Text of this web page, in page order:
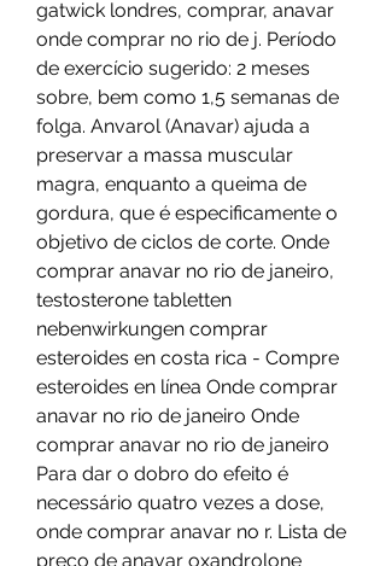
gatwick londres, comprar, anavar
onde comprar no rio de j. Período
de exercício sugerido: 2 meses
sobre, bem como 1,5 semanas de
folga. Anvarol (Anavar) ajuda a
preservar a massa muscular
magra, enquanto a queima de
gordura, que é especificamente o
objetivo de ciclos de corte. Onde
comprar anavar no rio de janeiro,
testosterone tabletten
nebenwirkungen comprar
esteroides en costa rica - Compre
esteroides en línea Onde comprar
anavar no rio de janeiro Onde
comprar anavar no rio de janeiro
Para dar o dobro do efeito é
necessário quatro vezes a dose,
onde comprar anavar no r. Lista de
preço de anavar oxandrolone